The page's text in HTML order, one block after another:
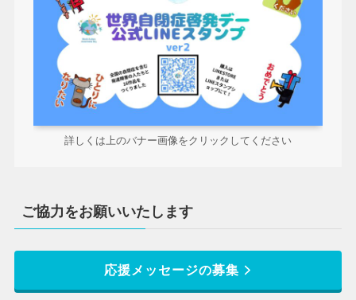
詳しくは上のバナー画像をクリックしてください
ご協力をお願いいたします
応援メッセージの募集